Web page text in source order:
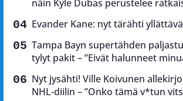
näin Kyle Dubas perustelee
Evander Kane: nyt tärähti
Tampa Bayn supertähden
tylyt pakit – ”Eivät halunneet
Nyt jysähti! Ville Koivunen
NHL-diilin – ”Onko tämä v*tun